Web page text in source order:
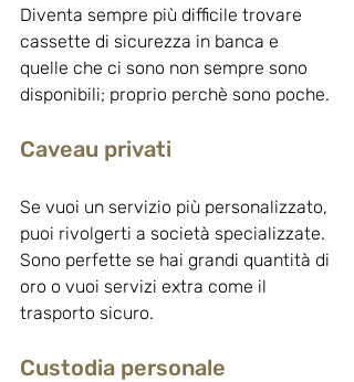
Diventa sempre più difficile trovare
cassette di sicurezza in banca e
quelle che ci sono non sempre sono
disponibili; proprio perchè sono poche.
Caveau privati
Se vuoi un servizio più personalizzato,
puoi rivolgerti a società specializzate.
Sono perfette se hai grandi quantità di
oro o vuoi servizi extra come il
trasporto sicuro.
Custodia personale